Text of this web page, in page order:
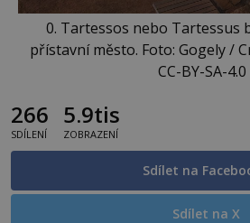
0. Tartessos nebo Tartessus
přístavní město. Foto: Gogely /
CC-BY-SA-4.0
266
SDÍLENÍ
5.9tis
ZOBRAZENÍ
Sdílet na
Sdílet na X